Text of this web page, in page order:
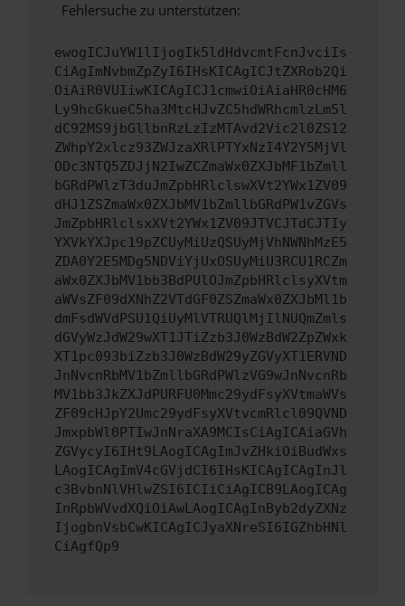
Fehlersuche zu unterstützen:
ewogICJuYW1lIjogIk5ldHdvcmtFcnJvciIs
CiAgImNvbmZpZyI6IHsKICAgICJtZXRob2Qi
OiAiR0VUIiwKICAgICJ1cmwiOiAiaHR0cHM6
Ly9hcGkueC5ha3MtcHJvZC5hdWRhcmlzLm5l
dC92MS9jbGllbnRzLzIzMTAvd2Vic2l0ZS12
ZWhpY2xlcz93ZWJzaXRlPTYxNzI4Y2Y5MjVl
ODc3NTQ5ZDJjN2IwZCZmaWx0ZXJbMF1bZmll
bGRdPWlzT3duJmZpbHRlclswXVt2YWx1ZV09
dHJ1ZSZmaWx0ZXJbMV1bZmllbGRdPW1vZGVs
JmZpbHRlclsxXVt2YWx1ZV09JTVCJTdCJTIy
YXVkYXJpc19pZCUyMiUzQSUyMjVhNWNhMzE5
ZDA0Y2E5MDg5NDViYjUxOSUyMiU3RCU1RCZm
aWx0ZXJbMV1bb3BdPUlOJmZpbHRlclsyXVtm
aWVsZF09dXNhZ2VTdGF0ZSZmaWx0ZXJbMl1b
dmFsdWVdPSU1QiUyMlVTRUQlMjIlNUQmZmls
dGVyWzJdW29wXT1JTiZzb3J0WzBdW2ZpZWxk
XT1pc093biZzb3J0WzBdW29yZGVyXT1ERVND
JnNvcnRbMV1bZmllbGRdPWlzVG9wJnNvcnRb
MV1bb3JkZXJdPURFU0Mmc29ydFsyXVtmaWVs
ZF09cHJpY2Umc29ydFsyXVtvcmRlcl09QVND
JmxpbWl0PTIwJnNraXA9MCIsCiAgICAiaGVh
ZGVycyI6IHt9LAogICAgImJvZHkiOiBudWxs
LAogICAgImV4cGVjdCI6IHsKICAgICAgInJl
c3BvbnNlVHlwZSI6ICIiCiAgICB9LAogICAg
InRpbWVvdXQiOiAwLAogICAgInByb2dyZXNz
IjogbnVsbCwKICAgICJyaXNreSI6IGZhbHNl
CiAgfQp9